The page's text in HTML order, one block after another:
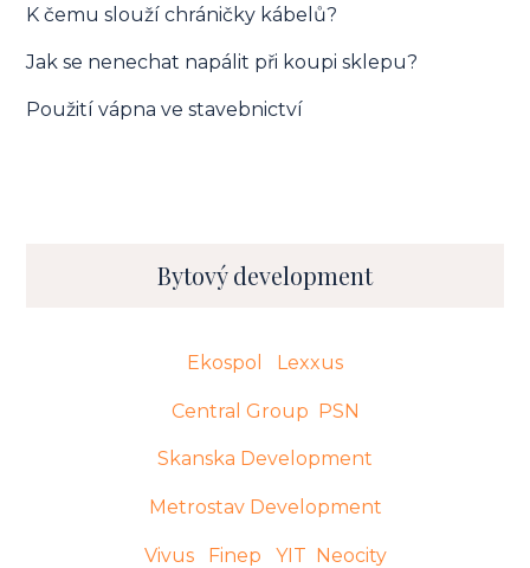
K čemu slouží chráničky kábelů?
Jak se nenechat napálit při koupi sklepu?
Použití vápna ve stavebnictví
Bytový development
Ekospol Lexxus
Central Group PSN
Skanska Development
Metrostav Development
Vivus Finep YIT Neocity